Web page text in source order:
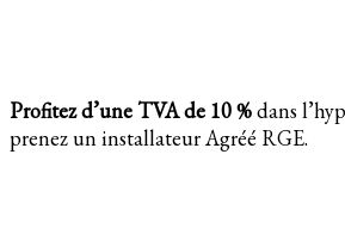
Profitez d’une TVA de 10 %dans
prenez un installateur Agréé RGE.